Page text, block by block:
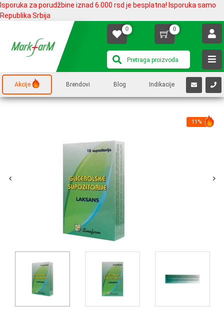
Isporuka za porudžbine iznad 6.000 rsd je besplatna! Isporuka samo
Republika Srbija
0 0
Akcije Brendovi Blog Indikacije
11%